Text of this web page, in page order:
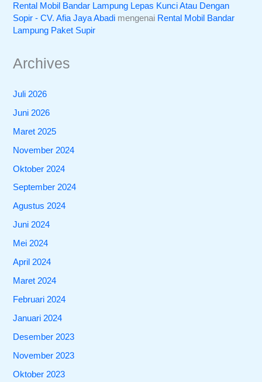
Rental Mobil Bandar Lampung Lepas Kunci Atau Dengan
Sopir - CV. Afia Jaya Abadi mengenai Rental Mobil Bandar
Lampung Paket Supir
Archives
Juli 2026
Juni 2026
Maret 2025
November 2024
Oktober 2024
September 2024
Agustus 2024
Juni 2024
Mei 2024
April 2024
Maret 2024
Februari 2024
Januari 2024
Desember 2023
November 2023
Oktober 2023